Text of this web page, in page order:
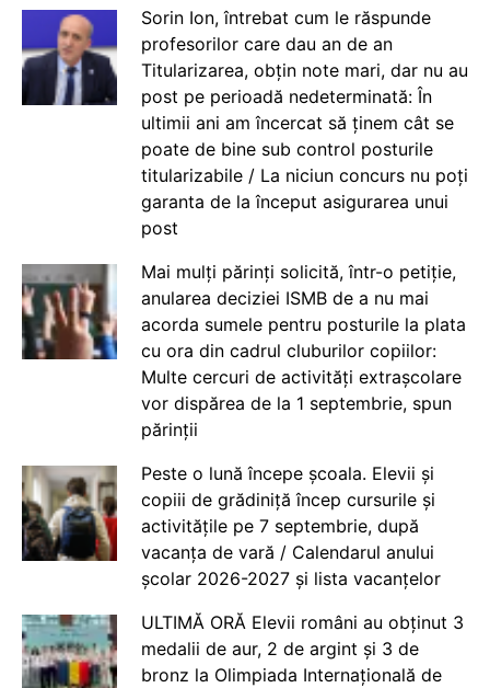
Sorin Ion, întrebat cum le răspunde
profesorilor care dau an de an
Titularizarea, obțin note mari, dar nu au
post pe perioadă nedeterminată: În
ultimii ani am încercat să ținem cât se
poate de bine sub control posturile
titularizabile / La niciun concurs nu poți
garanta de la început asigurarea unui
post
Mai mulți părinți solicită, într-o petiție,
anularea deciziei ISMB de a nu mai
acorda sumele pentru posturile la plata
cu ora din cadrul cluburilor copiilor:
Multe cercuri de activități extrașcolare
vor dispărea de la 1 septembrie, spun
părinții
Peste o lună începe școala. Elevii și
copiii de grădiniță încep cursurile și
activitățile pe 7 septembrie, după
vacanța de vară / Calendarul anului
școlar 2026-2027 și lista vacanțelor
ULTIMĂ ORĂ Elevii români au obținut 3
medalii de aur, 2 de argint și 3 de
bronz la Olimpiada Internațională de